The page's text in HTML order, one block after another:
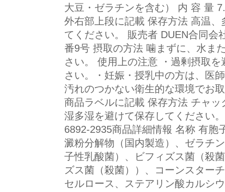
大豆・ゼラチンを含む） 内 容 量
外右部上段に記載 保存方法 高温
てください。 販売者 DUEN合同会
番9号 摂取の方法 噛まずに、水ま
さい。 使用上の注意 ・過剰摂取
さい。・妊娠・授乳中の方は、医
汚れのつかない衛生的な環境でお
商品ラベルに記載 保存方法 チャ
湿多湿を避けて保存してください
6892-2935商品詳細情報 名称 有胞
澱粉分解物（国内製造）、ゼラチ
子性乳酸菌）、ビフィズス菌（殺
ズス菌（殺菌））、コーンスター
セルロース、ステアリン酸カルシ